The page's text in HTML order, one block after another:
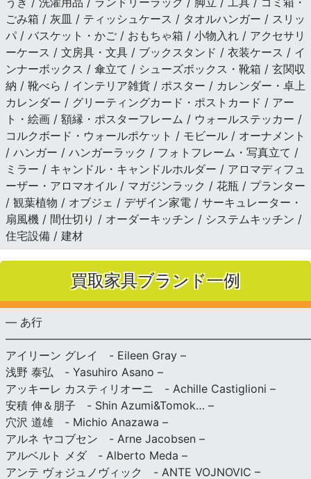
ごみ箱 / 灰皿 / ティッシュケース / タオルハンガー / スリッ
パ / バスケット・かご / おもちゃ箱 / 小物入れ / アクセサリ
ーケース / 文房具・文具 / ブックスタンド / 衣装ケース / イ
ンナーボックス / 傘立て / シューズボックス・靴箱 / 玄関収
納 / 靴べら / インテリア雑貨 / ポスター / カレンダー・卓上
カレンダー / グリーティングカード・ポストカード / アー
ト・絵画 / 額縁・ポスターフレーム / ウォールステッカー /
コルクボード・ウォールポケット / モビール / オーナメント
/ ハンガー / ハンガーラック / フォトフレーム・写真立て /
ミラー / キャンドル・キャンドルホルダー / アロマディフュ
ーザー・アロマオイル / マガジンラック / 花瓶 / プランター
/ 観葉植物 / オブジェ / デザイン家電 / サーキュレーター・
扇風機 / 間仕切り / オーダーキッチン / システムキッチン /
住宅設備 / 建材
買取家具ブランド一例
— あ行
アイリーン グレイ - Eileen Gray –
浅野 泰弘 - Yasuhiro Asano –
アッキーレ カスティリオーニ - Achille Castiglioni –
安積 伸＆朋子 - Shin Azumi&Tomok… –
穴沢 道雄 - Michio Anazawa –
アルネ ヤコブセン - Arne Jacobsen –
アルベルト メダ - Alberto Meda –
アンテ ヴォジュノヴィック - ANTE VOJNOVIC –